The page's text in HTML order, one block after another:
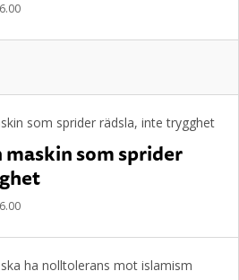
maskin som sprider